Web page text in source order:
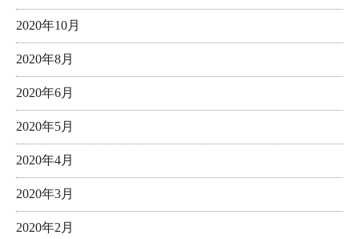
2020年10月
2020年8月
2020年6月
2020年5月
2020年4月
2020年3月
2020年2月